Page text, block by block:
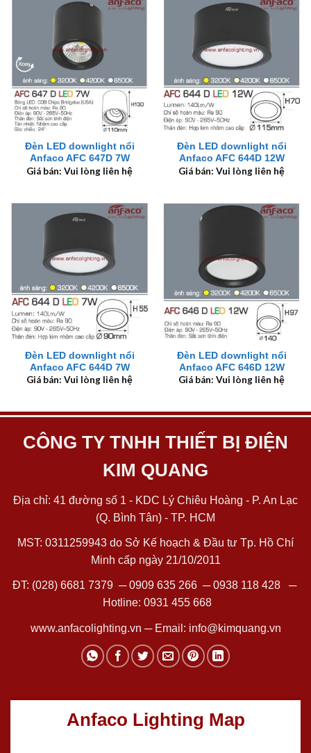
Đèn LED downlight nổi
Anfaco AFC 647D 7W
Giá bán: Vui lòng liên hệ
Đèn LED downlight nổi
Anfaco AFC 644D 12W
Giá bán: Vui lòng liên hệ
Đèn LED downlight nổi
Anfaco AFC 644D 7W
Giá bán: Vui lòng liên hệ
Đèn LED downlight nổi
Anfaco AFC 646D 12W
Giá bán: Vui lòng liên hệ
CÔNG TY TNHH THIẾT BỊ ĐIỆN
KIM QUANG
Địa chỉ: 41 đường số 1 - KDC Lý Chiêu Hoàng - P. An Lạc
(Q. Bình Tân) - TP. HCM
MST: 0311259943 do Sở Kế hoạch & Đầu tư Tp. Hồ Chí
Minh cấp ngày 21/10/2011
ĐT: (028) 6681 7379 ─0909 635 266─0938 118 428─
Hotline: 0931 455 668
www.anfacolighting.vn ─ Email: info@kimquang.vn
Anfaco Lighting Map